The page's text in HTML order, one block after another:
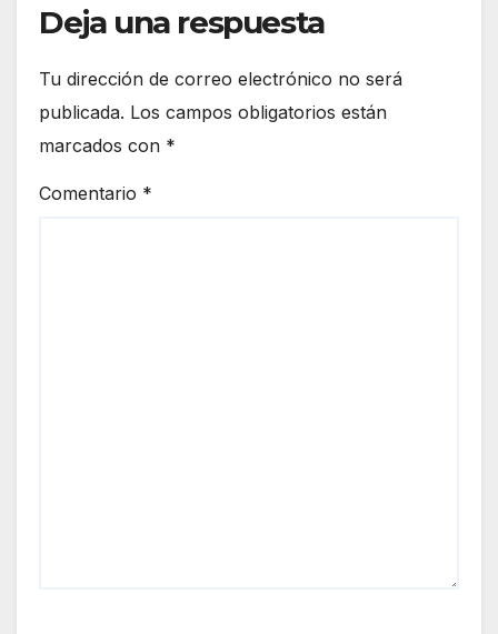
Deja una respuesta
Tu dirección de correo electrónico no será
publicada. Los campos obligatorios están
marcados con *
Comentario *